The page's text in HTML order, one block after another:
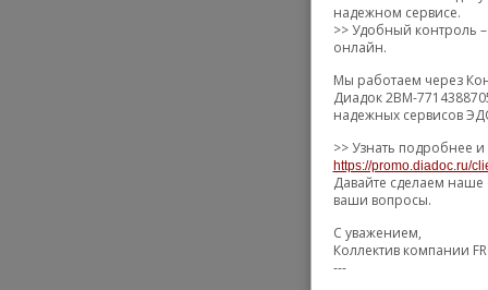
надежном сервисе.
>> Удобный контроль
онлайн.
Мы работаем через
Диадок 2BM-
надежных сервисов
>> Узнать подробнее
https://promo.diadoc.ru/
Давайте сделаем наше
ваши вопросы.
С уважением,
Коллектив компании
---